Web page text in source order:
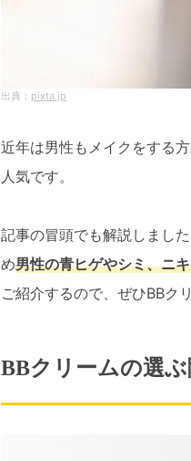
pixta.jp
近年は男性もメイクをする
人気です。
記事の冒頭でも解説しまし
め男性の青ヒゲやシミ、ニ
ご紹介するので、ぜひBBク
BBクリームの選